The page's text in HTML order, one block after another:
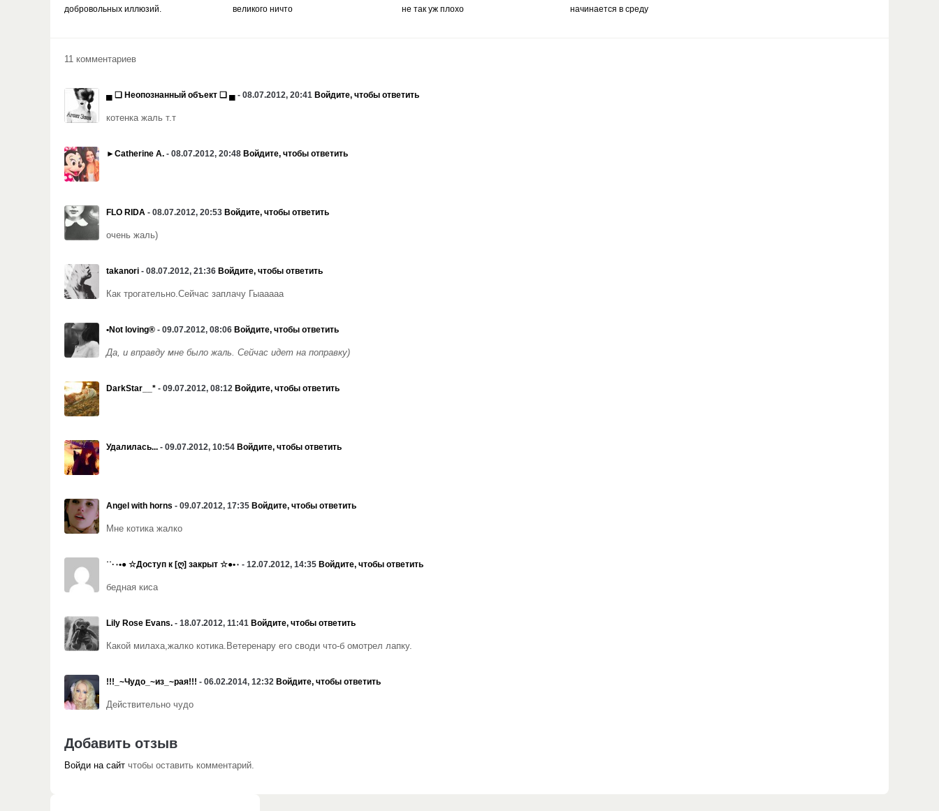
добровольных иллюзий.
великого ничто
не так уж плохо
начинается в среду
11 комментариев
▄ ❏ Неопознанный объект ❏ ▄ - 08.07.2012, 20:41 Войдите, чтобы ответить
котенка жаль т.т
►Catherine A. - 08.07.2012, 20:48 Войдите, чтобы ответить
FLO RIDA - 08.07.2012, 20:53 Войдите, чтобы ответить
очень жаль)
takanori - 08.07.2012, 21:36 Войдите, чтобы ответить
Как трогательно.Сейчас заплачу Гыааааа
•Not loving® - 09.07.2012, 08:06 Войдите, чтобы ответить
Да, и вправду мне было жаль. Сейчас идет на поправку)
DarkStar__* - 09.07.2012, 08:12 Войдите, чтобы ответить
Удалилась... - 09.07.2012, 10:54 Войдите, чтобы ответить
Angel with horns - 09.07.2012, 17:35 Войдите, чтобы ответить
Мне котика жалко
˙˙·٠•● ☆Доступ к [ღ] закрыт ☆●•٠ - 12.07.2012, 14:35 Войдите, чтобы ответить
бедная киса
Lily Rose Evans. - 18.07.2012, 11:41 Войдите, чтобы ответить
Какой милаха,жалко котика.Ветеренару его своди что-б омотрел лапку.
!!!_~Чудо_~из_~рая!!! - 06.02.2014, 12:32 Войдите, чтобы ответить
Действительно чудо
Добавить отзыв
Войди на сайт чтобы оставить комментарий.